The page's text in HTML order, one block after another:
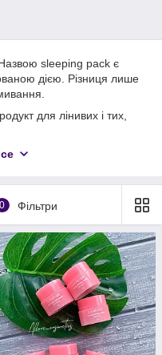
sleeping pack є
дією. Різниця лише
для лінивих і тих,
шкірі
дня. Поки ми спимо,
Все ж є:
компонентів;
шар на поверхні шкіри;
0 Фільтри